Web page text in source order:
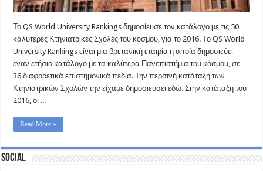
Το QS World University Rankings δημοσίευσε τον κατάλογο με τις 50
καλύτερες Κτηνιατρικές Σχολές του κόσμου, για το 2016. Το QS World
University Rankings είναι μια βρετανική εταιρία η οποία δημοσιεύει
έναν ετήσιο κατάλογο με τα καλύτερα Πανεπιστήμια του κόσμου, σε
36 διαφορετικά επιστημονικά πεδία. Την περσινή κατάταξη των
Κτηνιατρικών Σχολών την είχαμε δημοσιεύσει εδώ. Στην κατάταξη του
2016, οι ...
Read More »
Social